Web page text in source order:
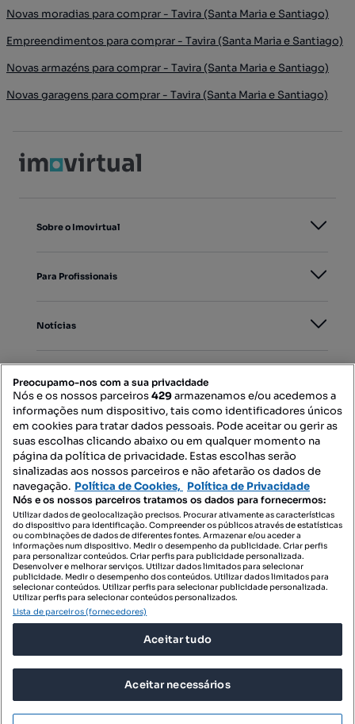
Novas moradias para comprar - Tavira (Santa Maria e Santiago)
Empreendimentos para comprar - Tavira (Santa Maria e Santiago)
Novas armazéns para comprar - Tavira (Santa Maria e Santiago)
Novas garagens para comprar - Tavira (Santa Maria e Santiago)
Sobre o Imovirtual
Para Profissionais
Notícias
Mapa do Site
Contacte-nos
SIGA-NOS:
DESCARREGAR NA:
© 2026 Imovirtual.com, OLX Portugal, S.A.
TERMOS DE UTILIZAÇÃO
Preocupamo-nos com a sua privacidade
Nós e os nossos parceiros429armazenamos e/ou acedemos a
informações num dispositivo, tais como identificadores únicos
em cookies para tratar dados pessoais. Pode aceitar ou gerir as
suas escolhas clicando abaixo ou em qualquer momento na
página da política de privacidade. Estas escolhas serão
sinalizadas aos nossos parceiros e não afetarão os dados de
navegação. Política de Cookies, Política de Privacidade
Nós e os nossos parceiros tratamos os dados para fornecermos:
Utilizar dados de geolocalização precisos. Procurar ativamente as características
do dispositivo para identificação. Compreender os públicos através de estatísticas
ou combinações de dados de diferentes fontes. Armazenar e/ou aceder a
informações num dispositivo. Medir o desempenho da publicidade. Criar perfis
para personalizar conteúdos. Criar perfis para publicidade personalizada.
Desenvolver e melhorar serviços. Utilizar dados limitados para selecionar
publicidade. Medir o desempenho dos conteúdos. Utilizar dados limitados para
selecionar conteúdos. Utilizar perfis para selecionar publicidade personalizada.
Utilizar perfis para selecionar conteúdos personalizados.
Lista de parceiros (fornecedores)
Aceitar tudo
Aceitar necessários